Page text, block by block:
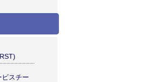
スチー